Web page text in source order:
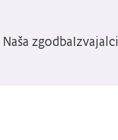
Naša zgodba Izvajalci